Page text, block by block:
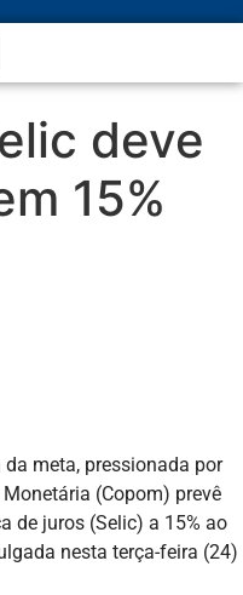
deve
15%
meta, pressionada por
(Copom) prevê
de juros (Selic) a 15% ao
nesta terça-feira (24)